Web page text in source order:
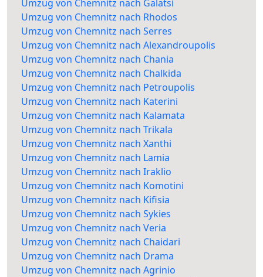
Umzug von Chemnitz nach Galatsi
Umzug von Chemnitz nach Rhodos
Umzug von Chemnitz nach Serres
Umzug von Chemnitz nach Alexandroupolis
Umzug von Chemnitz nach Chania
Umzug von Chemnitz nach Chalkida
Umzug von Chemnitz nach Petroupolis
Umzug von Chemnitz nach Katerini
Umzug von Chemnitz nach Kalamata
Umzug von Chemnitz nach Trikala
Umzug von Chemnitz nach Xanthi
Umzug von Chemnitz nach Lamia
Umzug von Chemnitz nach Iraklio
Umzug von Chemnitz nach Komotini
Umzug von Chemnitz nach Kifisia
Umzug von Chemnitz nach Sykies
Umzug von Chemnitz nach Veria
Umzug von Chemnitz nach Chaidari
Umzug von Chemnitz nach Drama
Umzug von Chemnitz nach Agrinio